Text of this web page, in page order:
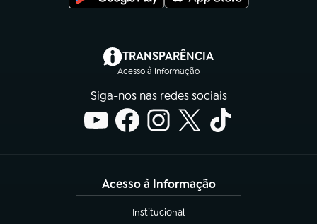
TRANSPARÊNCIA
Acesso à Informação
(abre em nova aba)
Siga-nos nas redes sociais
Acesso à Informação
Institucional
(abre em nova aba)